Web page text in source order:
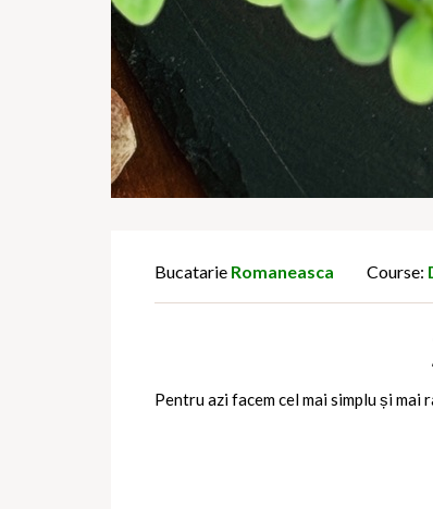
Bucatarie Romaneasca Course:
Pentru azi facem cel mai simplu și